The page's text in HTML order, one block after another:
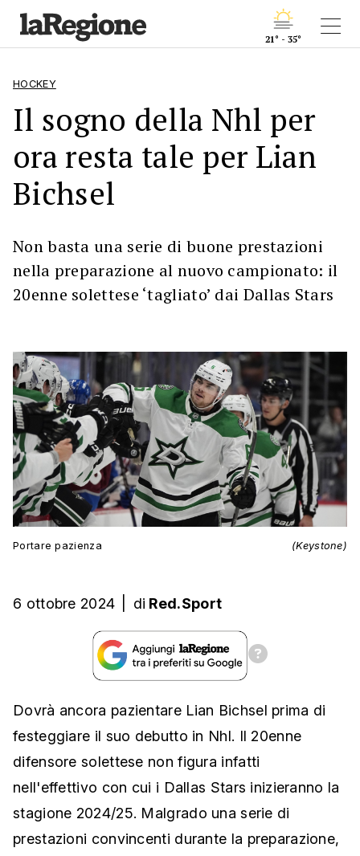
21° - 35°
HOCKEY
Il sogno della Nhl per
ora resta tale per Lian
Bichsel
Non basta una serie di buone prestazioni
nella preparazione al nuovo campionato: il
20enne solettese ‘tagliato’ dai Dallas Stars
Portare pazienza (Keystone)
6 ottobre 2024 di Red.Sport
Dovrà ancora pazientare Lian Bichsel prima di
festeggiare il suo debutto in Nhl. Il 20enne
difensore solettese non figura infatti
nell'effettivo con cui i Dallas Stars inizieranno la
stagione 2024/25. Malgrado una serie di
prestazioni convincenti durante la preparazione,